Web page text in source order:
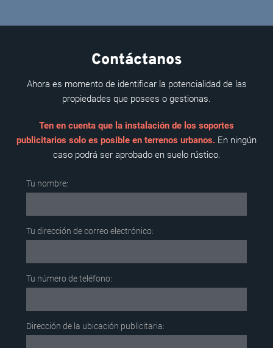
Contáctanos
Ahora es momento de identificar la potencialidad de las
propiedades que posees o gestionas.
Ten en cuenta que la instalación de los soportes
publicitarios solo es posible en terrenos urbanos. En ningún
caso podrá ser aprobado en suelo rústico.
Tu nombre:
Tu dirección de correo electrónico:
Tu número de teléfono:
Dirección de la ubicación publicitaria: